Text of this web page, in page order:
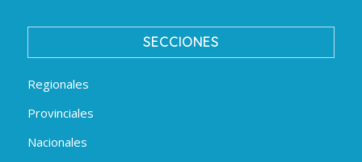
SECCIONES
Regionales
Provinciales
Nacionales